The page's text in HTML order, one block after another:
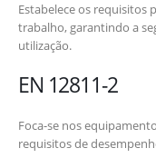
Estabelece os requisitos
trabalho, garantindo a
utilização.
EN 12811-2
Foca-se nos
requisitos de